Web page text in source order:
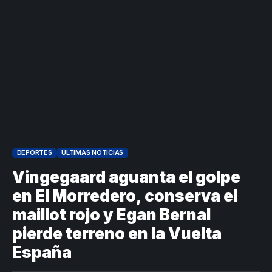
DEPORTES ÚLTIMAS NOTICIAS
Vingegaard aguanta el golpe
en El Morredero, conserva el
maillot rojo y Egan Bernal
pierde terreno en la Vuelta
España